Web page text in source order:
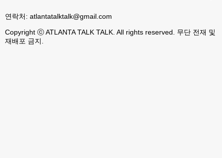
연락처: atlantatalktalk@gmail.com
Copyright ⓒ ATLANTA TALK TALK. All rights reserved. 무단 전재 및
재배포 금지.